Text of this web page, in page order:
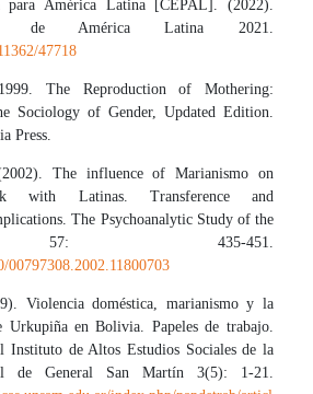
para América Latina [CEPAL]. (2022).
de América Latina 2021.
47718
The Reproduction of Mothering:
Sociology of Gender, Updated Edition.
Press.
The influence of Marianismo on
with Latinas. Transference and
The Psychoanalytic Study of the
435-451.
00797308.2002.11800703
Violencia doméstica, marianismo y la
en Bolivia. Papeles de trabajo.
Instituto de Altos Estudios Sociales de la
de General San Martín 3(5): 1-21.